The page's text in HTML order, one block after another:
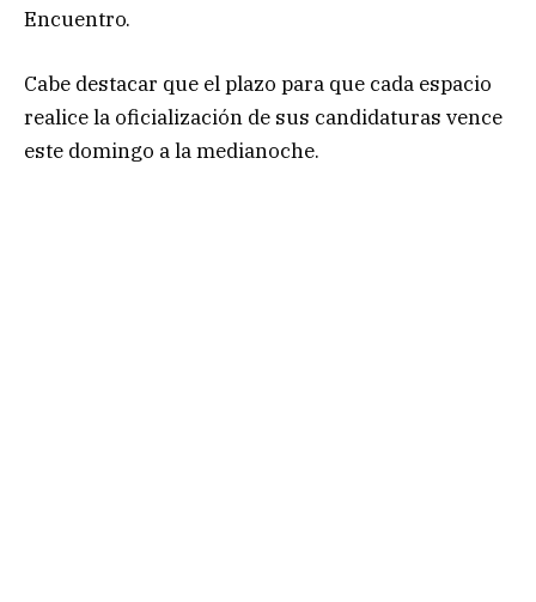
Encuentro.
Cabe destacar que el plazo para que cada espacio
realice la oficialización de sus candidaturas vence
este domingo a la medianoche.